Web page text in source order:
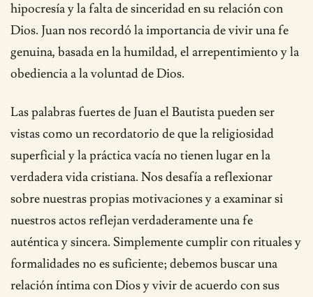
hipocresía y la falta de sinceridad en su relación con
Dios. Juan nos recordó la importancia de vivir una fe
genuina, basada en la humildad, el arrepentimiento y la
obediencia a la voluntad de Dios.
Las palabras fuertes de Juan el Bautista pueden ser
vistas como un recordatorio de que la religiosidad
superficial y la práctica vacía no tienen lugar en la
verdadera vida cristiana. Nos desafía a reflexionar
sobre nuestras propias motivaciones y a examinar si
nuestros actos reflejan verdaderamente una fe
auténtica y sincera. Simplemente cumplir con rituales y
formalidades no es suficiente; debemos buscar una
relación íntima con Dios y vivir de acuerdo con sus